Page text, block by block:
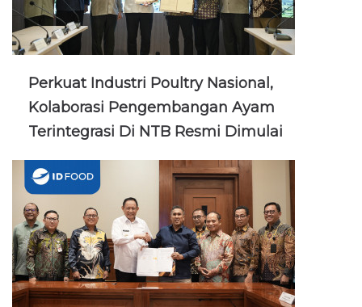
Perkuat Industri Poultry Nasional,
Kolaborasi Pengembangan Ayam
Terintegrasi Di NTB Resmi Dimulai